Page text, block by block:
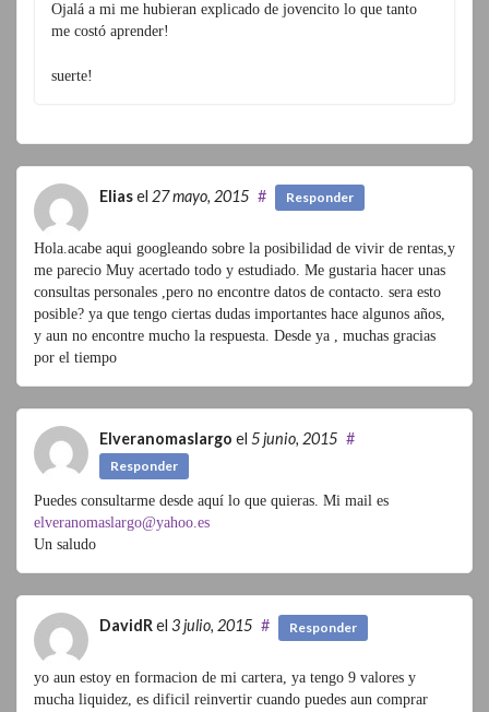
Ojalá a mi me hubieran explicado de jovencito lo que tanto
me costó aprender!
suerte!
Eliasel 27 mayo, 2015 # Responder
Hola.acabe aqui googleando sobre la posibilidad de vivir de rentas,y
me parecio Muy acertado todo y estudiado. Me gustaria hacer unas
consultas personales ,pero no encontre datos de contacto. sera esto
posible? ya que tengo ciertas dudas importantes hace algunos años,
y aun no encontre mucho la respuesta. Desde ya , muchas gracias
por el tiempo
Elveranomaslargo el 5 junio, 2015 #
Responder
Puedes consultarme desde aquí lo que quieras. Mi mail es
elveranomaslargo@yahoo.es
Un saludo
DavidRel 3 julio, 2015 # Responder
yo aun estoy en formacion de mi cartera, ya tengo 9 valores y
mucha liquidez, es dificil reinvertir cuando puedes aun comprar